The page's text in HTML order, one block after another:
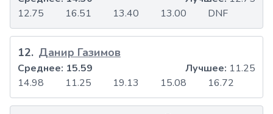
12.75 16.51 13.40 13.00 DNF
12. Данир Газимов
14.98 11.25 19.13 15.08 16.72
Среднее: 15.59 Лучшее: 11.25